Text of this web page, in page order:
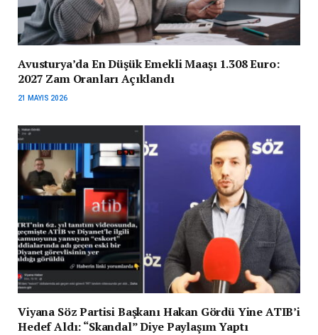
Avusturya’da En Düşük Emekli Maaşı 1.308 Euro:
2027 Zam Oranları Açıklandı
21 MAYIS 2026
Viyana Söz Partisi Başkanı Hakan Gördü Yine ATIB’i
Hedef Aldı: “Skandal” Diye Paylaşım Yaptı